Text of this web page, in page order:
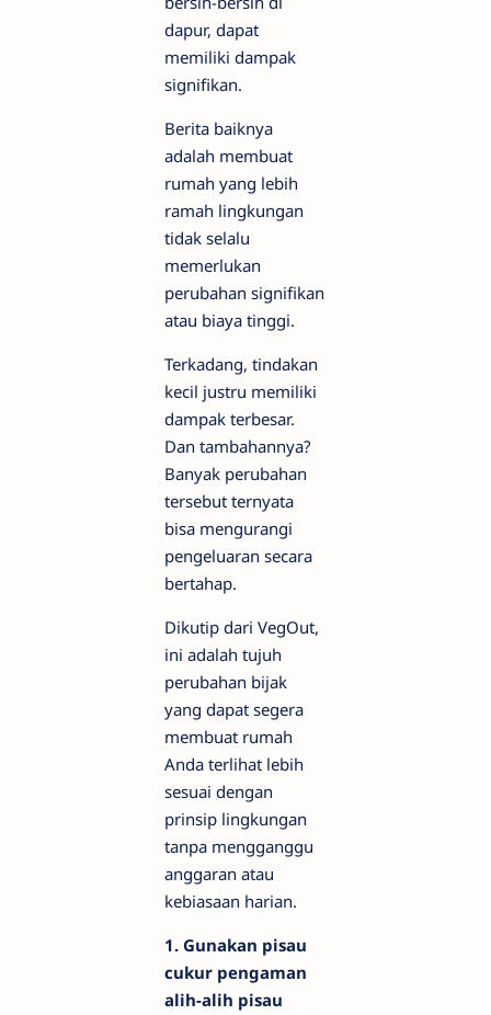
dapur, dapat
memiliki dampak
signifikan.
Berita baiknya
adalah membuat
rumah yang lebih
ramah lingkungan
tidak selalu
memerlukan
perubahan signifikan
atau biaya tinggi.
Terkadang, tindakan
kecil justru memiliki
dampak terbesar.
Dan tambahannya?
Banyak perubahan
tersebut ternyata
bisa mengurangi
pengeluaran secara
bertahap.
Dikutip dari VegOut,
ini adalah tujuh
perubahan bijak
yang dapat segera
membuat rumah
Anda terlihat lebih
sesuai dengan
prinsip lingkungan
tanpa mengganggu
anggaran atau
kebiasaan harian.
1. Gunakan pisau
cukur pengaman
alih-alih pisau